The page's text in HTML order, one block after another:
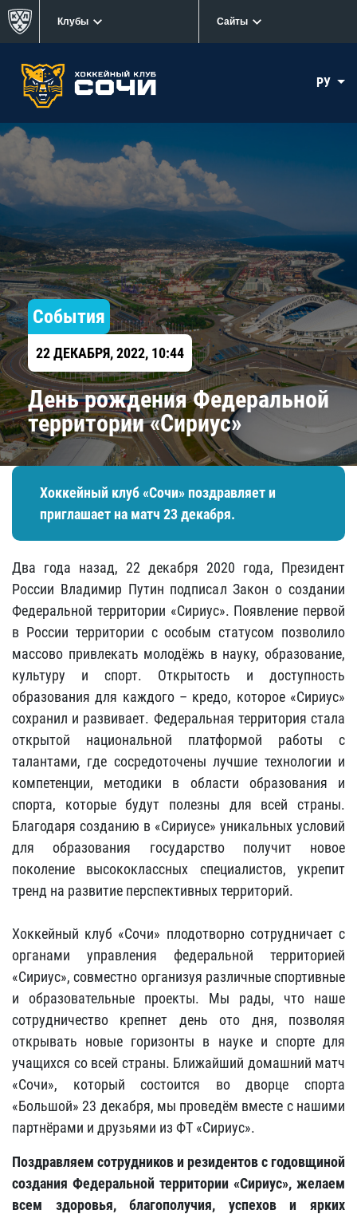
Клубы Сайты
РУ
События
22 ДЕКАБРЯ, 2022, 10:44
День рождения Федеральной
территории «Сириус»
Хоккейный клуб «Сочи» поздравляет и
приглашает на матч 23 декабря.
Два года назад, 22 декабря 2020 года, Президент
России Владимир Путин подписал Закон о создании
Федеральной территории «Сириус». Появление первой
в России территории с особым статусом позволило
массово привлекать молодёжь в науку, образование,
культуру и спорт. Открытость и доступность
образования для каждого – кредо, которое «Сириус»
сохранил и развивает. Федеральная территория стала
открытой национальной платформой работы с
талантами, где сосредоточены лучшие технологии и
компетенции, методики в области образования и
спорта, которые будут полезны для всей страны.
Благодаря созданию в «Сириусе» уникальных условий
для образования государство получит новое
поколение высококлассных специалистов, укрепит
тренд на развитие перспективных территорий.
Хоккейный клуб «Сочи» плодотворно сотрудничает с
органами управления федеральной территорией
«Сириус», совместно организуя различные спортивные
и образовательные проекты. Мы рады, что наше
сотрудничество крепнет день ото дня, позволяя
открывать новые горизонты в науке и спорте для
учащихся со всей страны. Ближайший домашний матч
«Сочи», который состоится во дворце спорта
«Большой» 23 декабря, мы проведём вместе с нашими
партнёрами и друзьями из ФТ «Сириус».
Поздравляем сотрудников и резидентов с годовщиной
создания Федеральной территории «Сириус», желаем
всем здоровья, благополучия, успехов и ярких